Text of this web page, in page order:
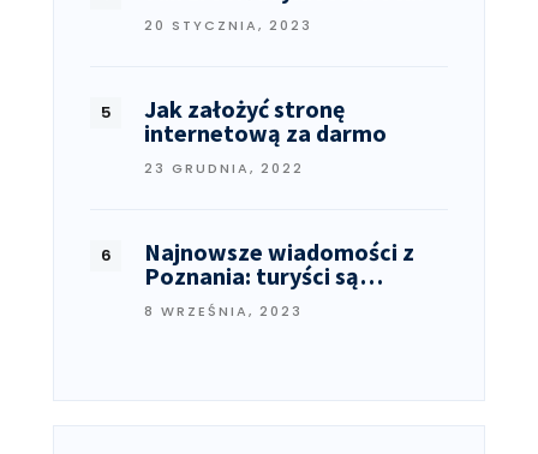
20 STYCZNIA, 2023
Jak założyć stronę
internetową za darmo
23 GRUDNIA, 2022
Najnowsze wiadomości z
Poznania: turyści są…
8 WRZEŚNIA, 2023